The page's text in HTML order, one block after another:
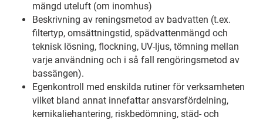
mängd uteluft (om inomhus)
Beskrivning av reningsmetod av badvatten (t.ex.
filtertyp, omsättningstid, spädvattenmängd och
teknisk lösning, flockning, UV-ljus, tömning mellan
varje användning och i så fall rengöringsmetod av
bassängen).
Egenkontroll med enskilda rutiner för verksamheten
vilket bland annat innefattar ansvarsfördelning,
kemikaliehantering, riskbedömning, städ- och